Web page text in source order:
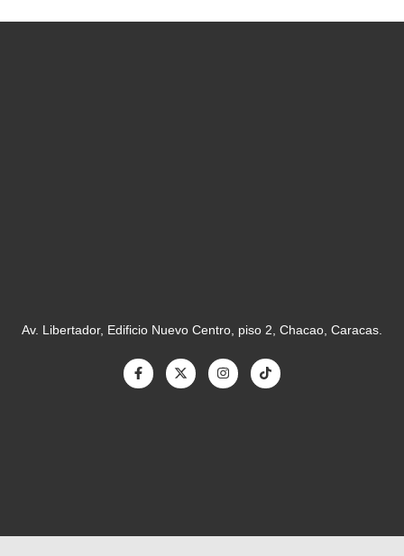
Av. Libertador, Edificio Nuevo Centro, piso 2, Chacao, Caracas.